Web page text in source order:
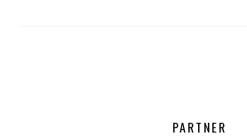
PARTNER